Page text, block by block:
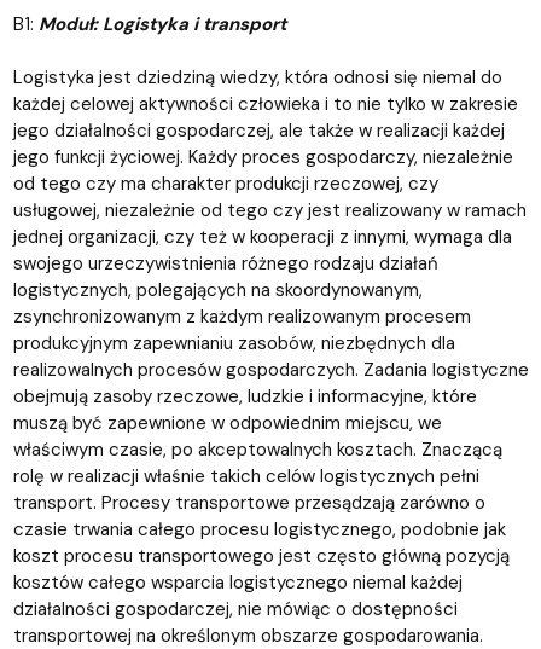
B1: Moduł: Logistyka i transport
Logistyka jest dziedziną wiedzy, która odnosi się niemal do
każdej celowej aktywności człowieka i to nie tylko w zakresie
jego działalności gospodarczej, ale także w realizacji każdej
jego funkcji życiowej. Każdy proces gospodarczy, niezależnie
od tego czy ma charakter produkcji rzeczowej, czy
usługowej, niezależnie od tego czy jest realizowany w ramach
jednej organizacji, czy też w kooperacji z innymi, wymaga dla
swojego urzeczywistnienia różnego rodzaju działań
logistycznych, polegających na skoordynowanym,
zsynchronizowanym z każdym realizowanym procesem
produkcyjnym zapewnianiu zasobów, niezbędnych dla
realizowalnych procesów gospodarczych. Zadania logistyczne
obejmują zasoby rzeczowe, ludzkie i informacyjne, które
muszą być zapewnione w odpowiednim miejscu, we
właściwym czasie, po akceptowalnych kosztach. Znaczącą
rolę w realizacji właśnie takich celów logistycznych pełni
transport. Procesy transportowe przesądzają zarówno o
czasie trwania całego procesu logistycznego, podobnie jak
koszt procesu transportowego jest często główną pozycją
kosztów całego wsparcia logistycznego niemal każdej
działalności gospodarczej, nie mówiąc o dostępności
transportowej na określonym obszarze gospodarowania.